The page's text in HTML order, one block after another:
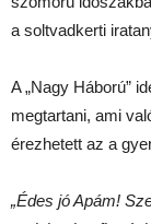
a soltvadkerti
A „Nagy Háború”
megtartani, ami
érezhetett az a
„Édes jó Apám!